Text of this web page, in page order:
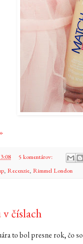
5 komentárov:
, Recenzie, Rimmel London
číslach
to bol presne rok, čo